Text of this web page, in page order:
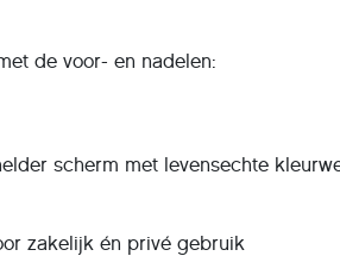
de voor- en nadelen:
scherm met levensechte
zakelijk én privé gebruik